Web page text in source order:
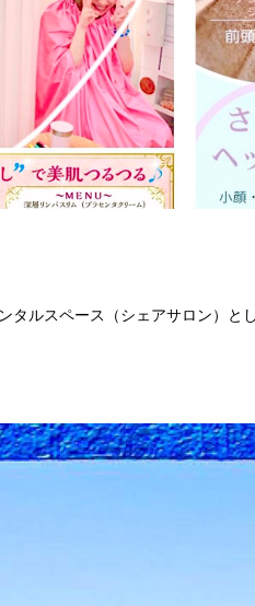
タルスペース（シェアサロン）と